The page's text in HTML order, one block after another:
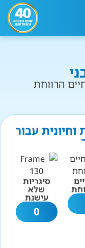
הרווחת
עבור
סיגריות
שלא
עישנת
0